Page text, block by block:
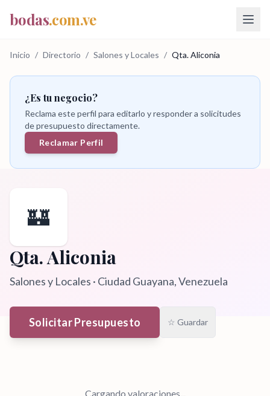
bodas.com.ve
Inicio / Directorio / Salones y Locales / Qta. Aliconia
¿Es tu negocio?
Reclama este perfil para editarlo y responder a solicitudes
de presupuesto directamente.
Reclamar Perfil
🏰
Qta. Aliconia
Salones y Locales · Ciudad Guayana, Venezuela
Solicitar Presupuesto ☆ Guardar
Cargando valoraciones...